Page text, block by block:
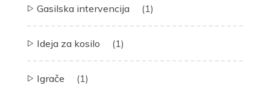
Gasilska intervencija (1)
Ideja za kosilo (1)
Igrače (1)